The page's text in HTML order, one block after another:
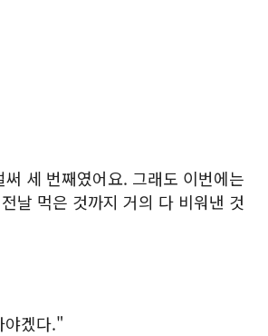
세 번째였어요. 그래도 이번에는
날 먹은 것까지 거의 다 비워낸 것
야겠다."